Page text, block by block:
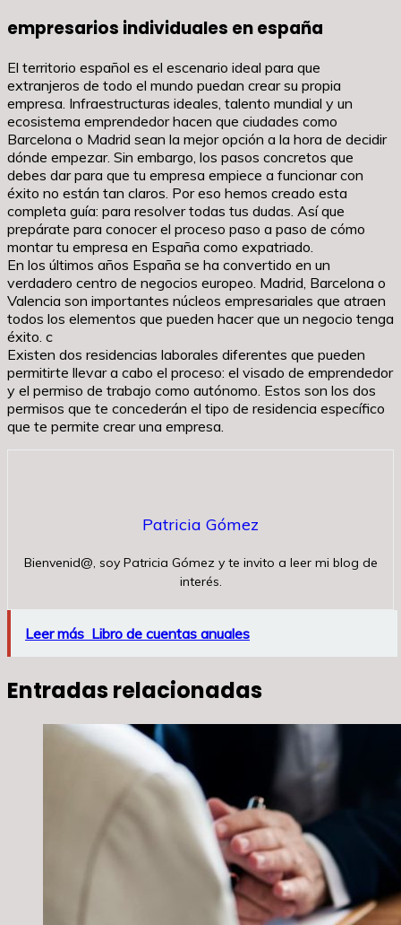
empresarios individuales en españa
El territorio español es el escenario ideal para que
extranjeros de todo el mundo puedan crear su propia
empresa. Infraestructuras ideales, talento mundial y un
ecosistema emprendedor hacen que ciudades como
Barcelona o Madrid sean la mejor opción a la hora de decidir
dónde empezar. Sin embargo, los pasos concretos que
debes dar para que tu empresa empiece a funcionar con
éxito no están tan claros. Por eso hemos creado esta
completa guía: para resolver todas tus dudas. Así que
prepárate para conocer el proceso paso a paso de cómo
montar tu empresa en España como expatriado.
En los últimos años España se ha convertido en un
verdadero centro de negocios europeo. Madrid, Barcelona o
Valencia son importantes núcleos empresariales que atraen
todos los elementos que pueden hacer que un negocio tenga
éxito. c
Existen dos residencias laborales diferentes que pueden
permitirte llevar a cabo el proceso: el visado de emprendedor
y el permiso de trabajo como autónomo. Estos son los dos
permisos que te concederán el tipo de residencia específico
que te permite crear una empresa.
Patricia Gómez
Bienvenid@, soy Patricia Gómez y te invito a leer mi blog de
interés.
Leer más Libro de cuentas anuales
Entradas relacionadas